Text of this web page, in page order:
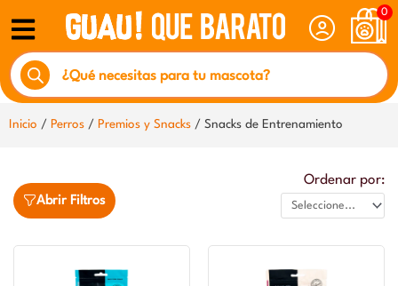
contenido
0
Búsqueda
de
productos
Inicio / Perros / Premios y Snacks / Snacks de Entrenamiento
Abrir Filtros
Ordenar por: